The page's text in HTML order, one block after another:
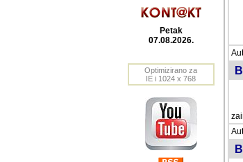
Petak
07.08.2026.
Optimizirano za
IE i 1024 x 768